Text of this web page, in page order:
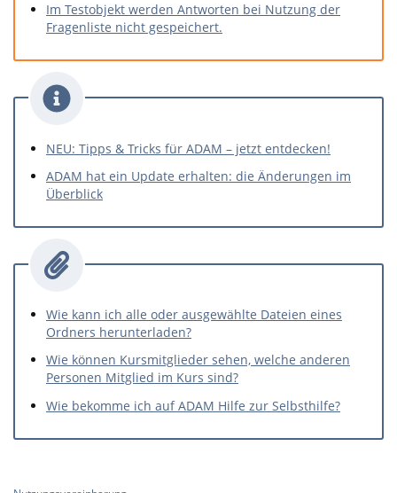
Im Testobjekt werden Antworten bei Nutzung der
Fragenliste nicht gespeichert.
NEU: Tipps & Tricks für ADAM – jetzt entdecken!
ADAM hat ein Update erhalten: die Änderungen im
Überblick
Wie kann ich alle oder ausgewählte Dateien eines
Ordners herunterladen?
Wie können Kursmitglieder sehen, welche anderen
Personen Mitglied im Kurs sind?
Wie bekomme ich auf ADAM Hilfe zur Selbsthilfe?